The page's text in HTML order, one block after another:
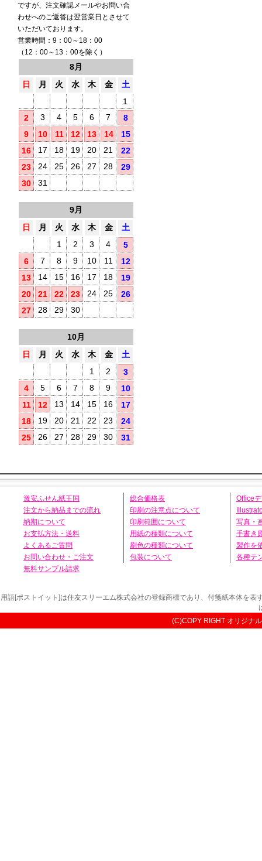
ですが、注文確認メールやお問い合
わせへのご返答は翌営業日とさせて
いただいております。
営業時間：9：00～18：00
（12：00～13：00を除く）
8月
日
月 火 水 木 金
土
1
2
3 4 5 6 7
8
9
10 11 12 13 14
15
16
17 18 19 20 21
22
23
24 25 26 27 28
29
30
31
9月
日
月 火 水 木 金
土
1
2 3 4
5
6
7 8 9 10 11
12
13
14 15 16 17 18
19
20
21 22 23 24 25
26
27
28 29 30
10月
日
月 火 水 木 金
土
1
2
3
4
5 6 7 8 9
10
11
12 13 14 15 16
17
18
19 20 21 22 23
24
25
26 27 28 29 30 31
激安ふせん紙王国
注文から納品までの流れ
納期について
お支払方法・送料
よくあるご質問
お問い合わせ・ご注文
無料サンプル請求
総合価格表
印刷の注意点について
印刷範囲について
用紙の種類について
刷色の種類について
包装について
Office
写真・
手書き
製作を
各種テ
用語[ポストイット]は住友スリーエム株式会社の登録商標であり、付箋紙本体を
(C)COPY RIGHT オリジナ